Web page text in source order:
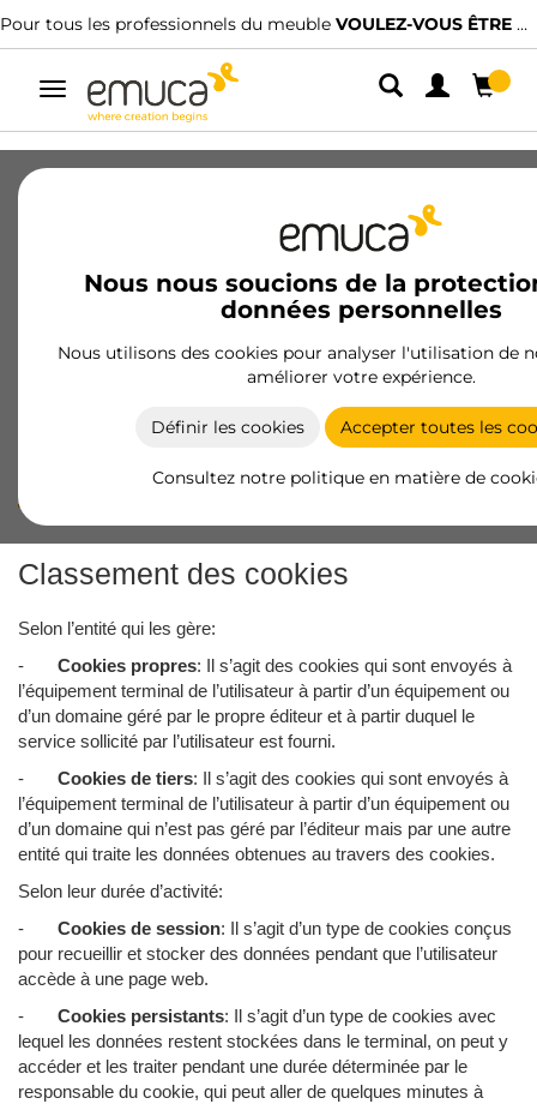
ÊTRE CLIENT ? Nous avons des distributeurs spécialisés.
Alterner
navigation
Nous nous soucions de la
données personnelles
Nous utilisons des cookies pour analyser l'utilisation de
améliorer votre expérience.
Définir les cookies Accepter toutes les
Consultez notre politique en matière de
Cookies Info
Qu’est-ce que les cookies
Un Cookie est un petit fichier qui se décharge dans l’équipement
de l’utilisateur dans le but de stocker les données qui pourront
être actualisées et récupérées par l’entité responsable de son
Classement des cookies
Selon l’entité qui les gère:
- Cookies propres: Il s’agit des cookies qui sont envoyés à
l’équipement terminal de l’utilisateur à partir d’un équipement ou
d’un domaine géré par le propre éditeur et à partir duquel le
service sollicité par l’utilisateur est fourni.
- Cookies de tiers: Il s’agit des cookies qui sont envoyés à
l’équipement terminal de l’utilisateur à partir d’un équipement ou
d’un domaine qui n’est pas géré par l’éditeur mais par une autre
entité qui traite les données obtenues au travers des cookies.
Selon leur durée d’activité:
- Cookies de session: Il s’agit d’un type de cookies conçus
pour recueillir et stocker des données pendant que l’utilisateur
accède à une page web.
- Cookies persistants: Il s’agit d’un type de cookies avec
lequel les données restent stockées dans le terminal, on peut y
accéder et les traiter pendant une durée déterminée par le
responsable du cookie, qui peut aller de quelques minutes à